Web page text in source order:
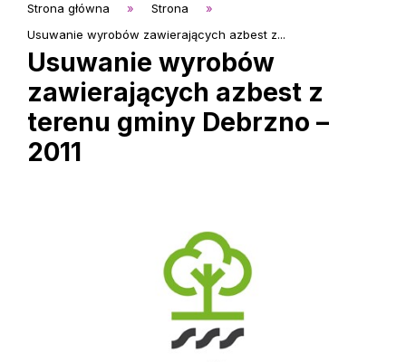
Strona główna » Strona
»
Usuwanie wyrobów zawierających azbest z...
Usuwanie wyrobów
zawierających azbest z
terenu gminy Debrzno –
2011